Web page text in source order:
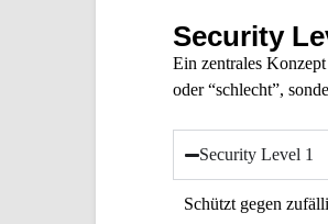
Security
Ein zentrales
oder “schlecht”,
Security Level 1
Schützt gegen